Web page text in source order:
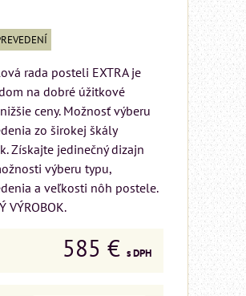
rada posteli EXTRA je
na dobré úžitkové
ceny. Možnosť výberu
zo širokej škály
Získajte jedinečný dizajn
výberu typu,
a veľkosti nôh postele.
VÝROBOK.
585 € s DPH